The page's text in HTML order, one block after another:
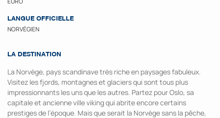
LANGUE OFFICIELLE
NORVÉGIEN
LA DESTINATION
La Norvège, pays scandinave très riche en paysages fabuleux.
Visitez les fjords, montagnes et glaciers qui sont tous plus
impressionnants les uns que les autres. Partez pour Oslo, sa
capitale et ancienne ville viking qui abrite encore certains
prestiges de l’époque. Mais que serait la Norvège sans la pêche,